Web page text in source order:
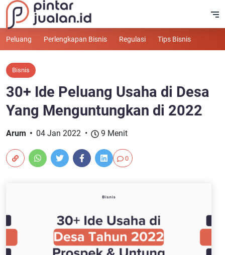
Peluang Perlengkapan Bisnis Regulasi Tips Bisnis
Bisnis
30+ Ide Peluang Usaha di Desa
Yang Menguntungkan di 2022
Arum 04 Jan 2022 9 Menit
0